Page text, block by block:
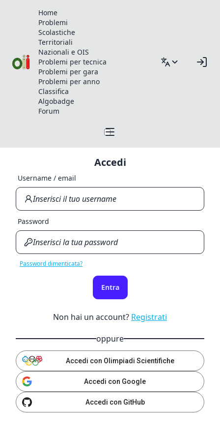
Home
Problemi
Scolastiche
Territoriali
Nazionali e OIS
Problemi per tecnica
Problemi per gara
Problemi per anno
Classifica
Algobadge
Forum
Accedi
Username / email
Password
Password dimenticata?
Entra
Non hai un account? Registrati
oppure
Accedi con Olimpiadi Scientifiche
Accedi con Google
Accedi con GitHub